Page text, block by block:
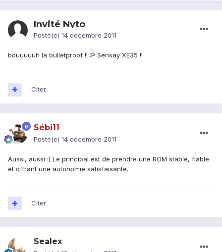
Invité Nyto
Posté(e) 14 décembre 2011
bouuuuuh la bulletproof !! :P Sensay XE35 !!
Citer
Sébi11
Posté(e) 14 décembre 2011
Aussi, aussi :) Le principal est de prendre une ROM stable, fiable
et offrant une autonomie satisfaisante.
Citer
Sealex